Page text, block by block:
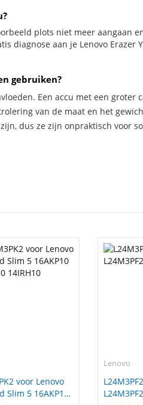
plots niet meer aangaan
aan je Lenovo Erazer
gebruiken?
Een accu met een groter
van de maat en het
dus ze zijn onpraktisch voor
voor Lenovo
Slim 5 16AKP10
Lenovo
L24M3PF2